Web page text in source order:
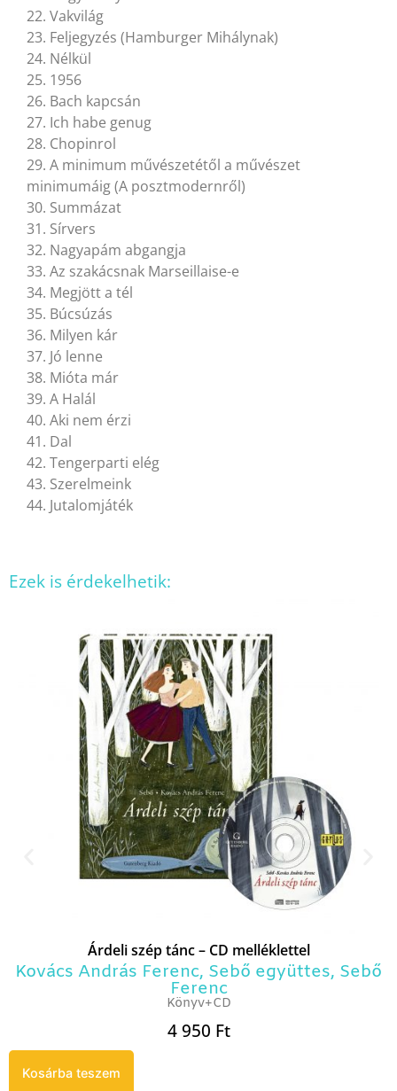
22. Vakvilág
23. Feljegyzés (Hamburger Mihálynak)
24. Nélkül
25. 1956
26. Bach kapcsán
27. Ich habe genug
28. Chopinrol
29. A minimum művészetétől a művészet
minimumáig (A posztmodernről)
30. Summázat
31. Sírvers
32. Nagyapám abgangja
33. Az szakácsnak Marseillaise-e
34. Megjött a tél
35. Búcsúzás
36. Milyen kár
37. Jó lenne
38. Mióta már
39. A Halál
40. Aki nem érzi
41. Dal
42. Tengerparti elég
43. Szerelmeink
44. Jutalomjáték
Ezek is érdekelhetik:
Árdeli szép tánc – CD melléklettel
Kovács András Ferenc, Sebő együttes, Sebő
Ferenc
Könyv+CD
4 950 Ft
Kosárba teszem